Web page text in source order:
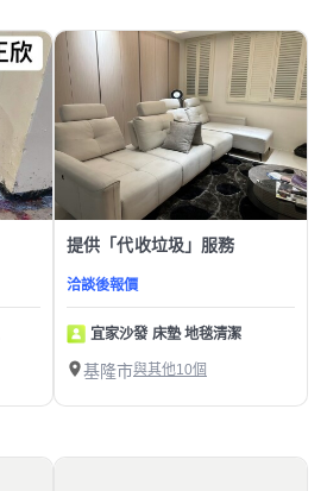
提供「代收垃圾」服務
洽談後報價
宜家沙發 床墊 地毯清潔
基隆市與其他10個